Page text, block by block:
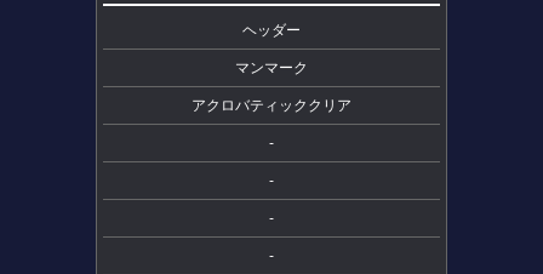
ヘッダー
マンマーク
アクロバティッククリア
-
-
-
-